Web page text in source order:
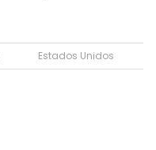
Estados Unidos